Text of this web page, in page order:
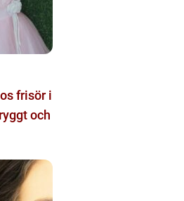
frisör i
och